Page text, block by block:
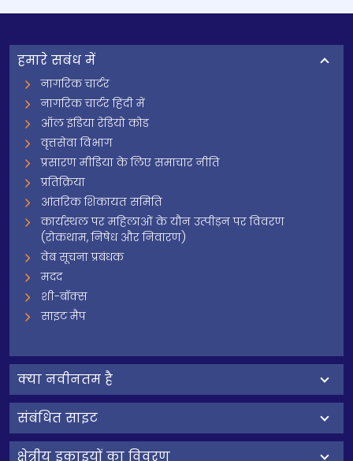
हमारे सबंध में
नागरिक चार्टर
नागरिक चार्टर हिंदी में
ऑल इंडिया रेडियो कोड
वृत्तसेवा विभाग
प्रसारण मीडिया के लिए समाचार नीति
प्रतिक्रिया
आंतरिक शिकायत समिति
कार्यस्थल पर महिलाओं के यौन उत्पीड़न पर विवरण
(रोकथाम, निषेध और निवारण)
वेब सूचना प्रबंधक
मदद
शी-बॉक्स
साइट मैप
क्‍या नवीनतम है
संबंधित साइट
क्षेत्रीय इकाइयों का विवरण